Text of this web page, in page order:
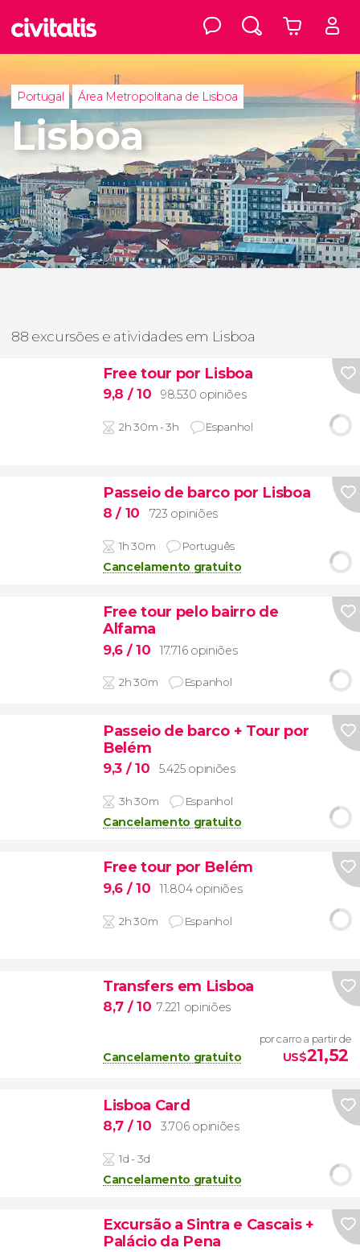
Portugal Área Metropolitana de Lisboa
Lisboa
88 excursões e atividades em Lisboa
Free tour por Lisboa
9,8 / 10 98.530 opiniões
2h 30m - 3h Espanhol
Passeio de barco por Lisboa
8/ 10 723 opiniões
1h 30m Português
Cancelamento gratuito
Free tour pelo bairro de
Alfama
9,6 / 10 17.716 opiniões
2h 30m Espanhol
Passeio de barco + Tour por
Belém
9,3 / 10 5.425 opiniões
3h 30m Espanhol
Cancelamento gratuito
Free tour por Belém
9,6 / 10 11.804 opiniões
2h 30m Espanhol
Transfers em Lisboa
8,7 / 10 7.221 opiniões
Cancelamento gratuito
por carro a partir de
US$21,52
Lisboa Card
8,7 / 10 3.706 opiniões
1d - 3d
Cancelamento gratuito
Excursão a Sintra e Cascais +
Palácio da Pena